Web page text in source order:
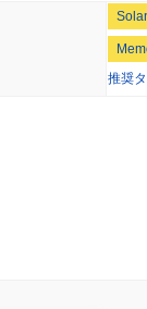
ルーフ・オブ・ス
ンを担保としてロッ
ルは、取引が安全
。 参加者のインセ
、不正行為を抑制し
年に延期され
く暗号をステ
推奨